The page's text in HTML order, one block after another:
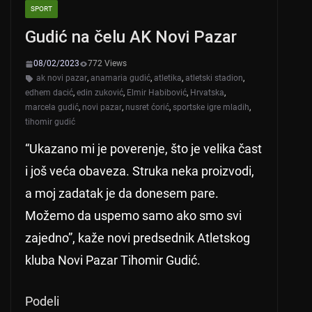
SPORT
Gudić na čelu AK Novi Pazar
08/02/2023
772 Views
ak novi pazar, anamaria gudić, atletika, atletski stadion,
edhem dacić, edin zuković, Elmir Habibović, Hrvatska,
marcela gudić, novi pazar, nusret ćorić, sportske igre mladih,
tihomir gudić
“Ukazano mi je poverenje, što je velika čast
i još veća obaveza. Struka neka proizvodi,
a moj zadatak je da donesem pare.
Možemo da uspemo samo ako smo svi
zajedno”, kaže novi predsednik Atletskog
kluba Novi Pazar Tihomir Gudić.
Podeli